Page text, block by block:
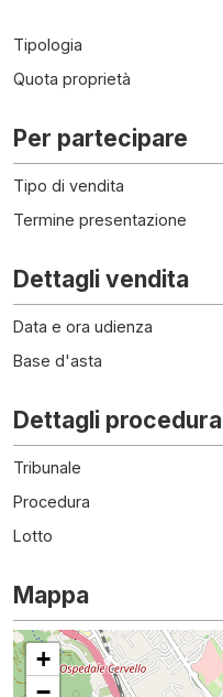
Tipologia
Quota proprietà
Per partecipare
Tipo di vendita
Termine presentazione
Dettagli vendita
Data e ora udienza
Base d'asta
Dettagli procedura
Tribunale
Procedura
Lotto
Mappa
+